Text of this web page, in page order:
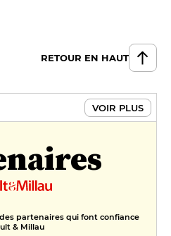
RETOUR EN HAUT
VOIR PLUS
partenaires qui font confiance
& Millau